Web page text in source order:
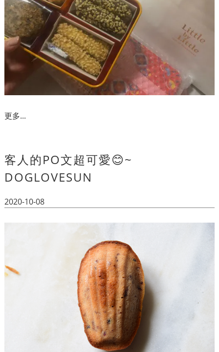
更多...
客人的PO文超可愛😊~
DOGLOVESUN
2020-10-08